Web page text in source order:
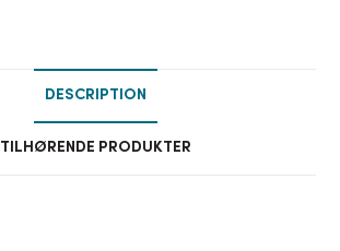
DESCRIPTION
TILHØRENDE PRODUKTER